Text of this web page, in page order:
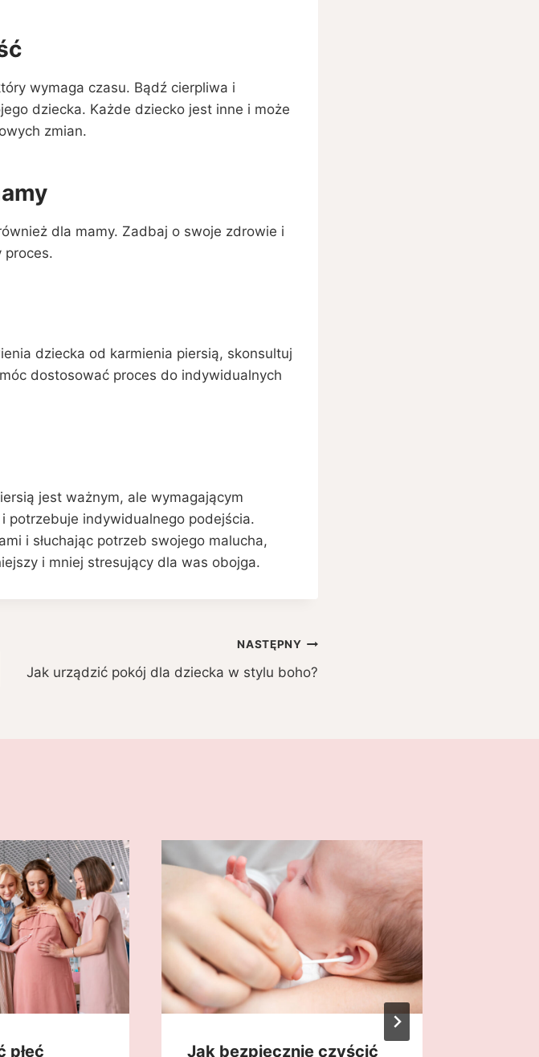
wymaga czasu. Bądź cierpliwa i
dziecka. Każde dziecko jest inne i może
zmian.
dla mamy. Zadbaj o swoje zdrowie i
proces.
dziecka od karmienia piersią, skonsultuj
dostosować proces do indywidualnych
jest ważnym, ale wymagającym
potrzebuje indywidualnego podejścia.
i słuchając potrzeb swojego malucha,
i mniej stresujący dla was obojga.
NASTĘPNY
Jak urządzić pokój dla dziecka w stylu boho?
płeć Jak bezpiecznie czyścić